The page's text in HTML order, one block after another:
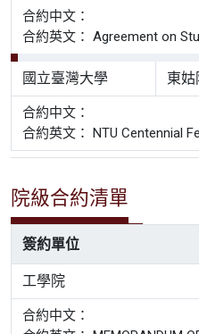
合約中文：
合約英文： Agreement on
國立臺灣大學 東姑
合約中文：
合約英文： NTU Centennial
院級合約清單
簽約單位
工學院
合約中文：